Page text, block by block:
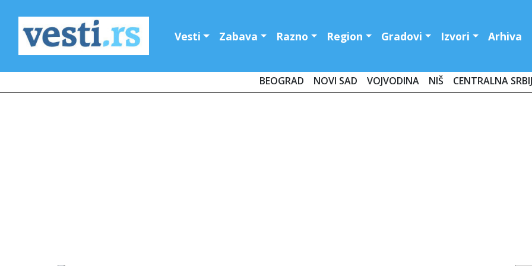
Vesti Zabava Razno Region Gradovi Izvori Arhiva
BEOGRAD NOVI SAD VOJVODINA NIŠ CENTRALNA